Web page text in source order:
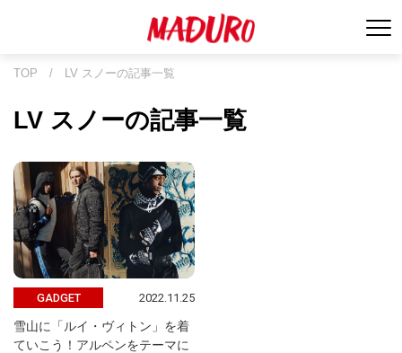
TOP / LV スノーの記事一覧
LV スノーの記事一覧
GADGET 2022.11.25
雪山に「ルイ・ヴィトン」を着
ていこう！アルペンをテーマに